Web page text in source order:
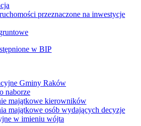
przeznaczone na inwestycje
w BIP
Gminy Raków
naborze
majątkowe kierowników
majątkowe osób wydających decyzje
w imieniu wójta